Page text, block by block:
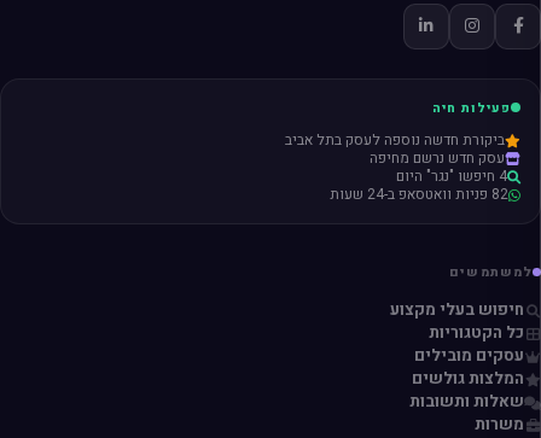
פעילות חיה
ביקורת חדשה נוספה לעסק בתל אביב
עסק חדש נרשם מחיפה
4 חיפשו "נגר" היום
82 פניות וואטסאפ ב-24 שעות
למשתמשים
חיפוש בעלי מקצוע
כל הקטגוריות
עסקים מובילים
המלצות גולשים
שאלות ותשובות
משרות